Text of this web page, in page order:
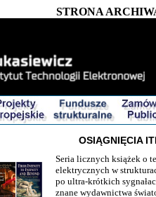
STRONA
OSIĄGNIĘCIA
Seria licznych książek o
elektrycznych w
po ultra-krótkich
znane wydawnictwa